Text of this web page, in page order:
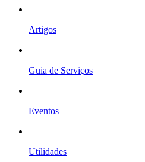
Artigos
Guia de Serviços
Eventos
Utilidades